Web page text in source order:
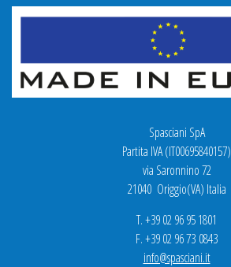
Spasciani SpA
Partita IVA (IT00695840157)
via Saronnino 72
21040 Origgio(VA) Italia
T. +39 02 96 95 1801
F. +39 02 96 73 0843
info@spasciani.it